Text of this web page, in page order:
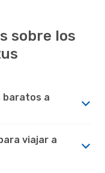
sobre los
baratos a
viajar a